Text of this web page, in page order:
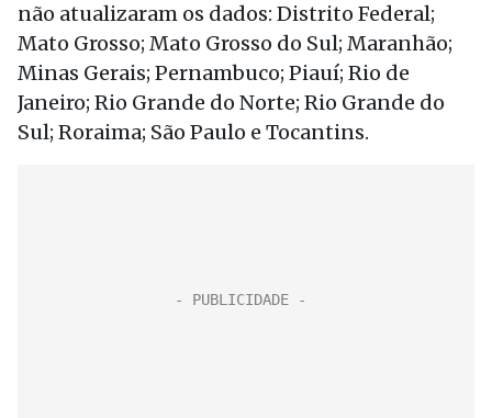
não atualizaram os dados: Distrito Federal;
Mato Grosso; Mato Grosso do Sul; Maranhão;
Minas Gerais; Pernambuco; Piauí; Rio de
Janeiro; Rio Grande do Norte; Rio Grande do
Sul; Roraima; São Paulo e Tocantins.